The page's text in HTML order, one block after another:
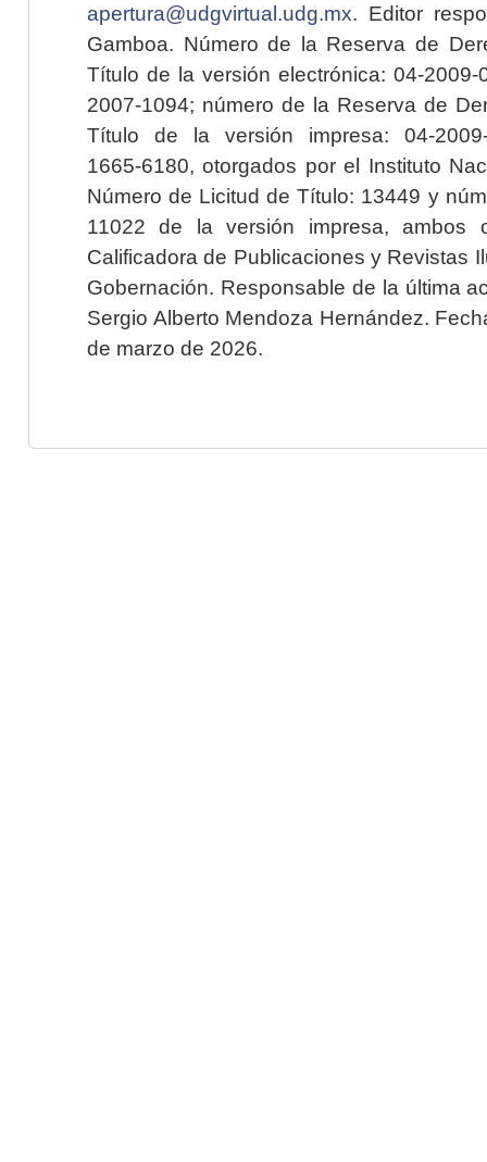
apertura@udgvirtual.udg.mx. Editor
Gamboa. Número de la Reserva de
Título de la versión electrónica: 04-2009-
2007-1094; número de la Reserva de
Título de la versión impresa: 04-2009-
1665-6180, otorgados por el Instituto
Número de Licitud de Título: 13449 y
11022 de la versión impresa, ambos
Calificadora de Publicaciones y Revistas
Gobernación. Responsable de la última
Sergio Alberto Mendoza Hernández.
de marzo de 2026.